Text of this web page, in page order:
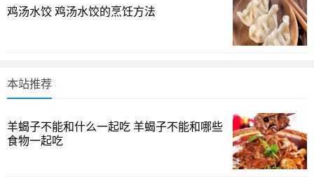
更为柔和、多汁，适合快速烹饪或作为馅料的原料。也有说
法称，前夹肉的“活肉感”来自于它在运动中的位置，使得肌纤
维细腻程度介于两者之间，但最重要的还是你打算用它做什
烹饪用途与菜品搭配
对于前夹肉，馅料类的用途往往是最佳选择，比如水饺
馅、包子馅、馄饨馅，蒸肉饼也挺合适，因为这类菜肴需要
肉质软润、易入味而不柴。也有人直接将前夹肉切成小块或
鸡汤水饺 鸡汤水饺的烹饪方法
本站推荐
羊蝎子不能和什么一起吃 羊蝎子不能和哪些
食物一起吃